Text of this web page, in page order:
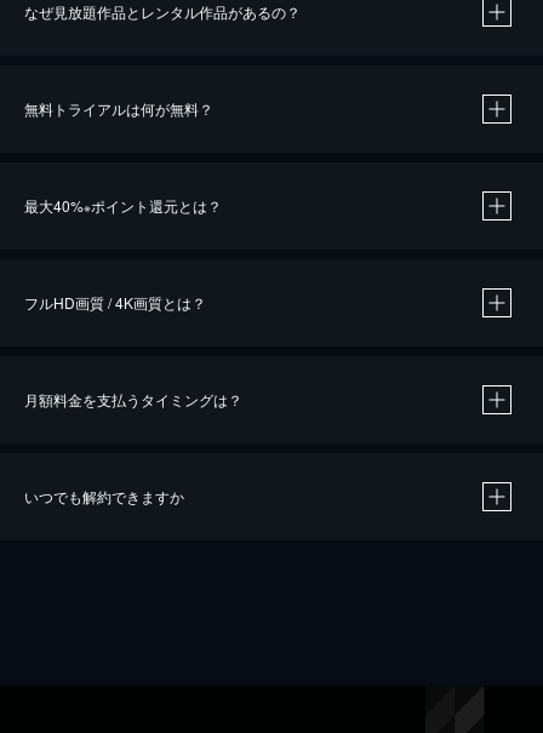
なぜ見放題作品とレンタル作品があるの？
無料トライアルは何が無料？
最大40%※ポイント還元とは？
※40％ポイント還元の対象は、クレジットカード決済による作品の購入 / レンタルです。
iOSアプリのUコイン決済による作品の購入 / レンタルは、20％のポイント還元です。
フルHD画質 / 4K画質とは？
月額料金を支払うタイミングは？
いつでも解約できますか